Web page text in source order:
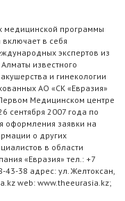
медицинской программы
в себя
экспертов из
известного
и гинекологии
АО «СК «Евразия»
Медицинском центре
сентября 2007 года по
оформления заявки на
о других
в области
«Евразия» тел.: +7
43-38 адрес: ул. Желтоксан,
web: www.theeurasia.kz;